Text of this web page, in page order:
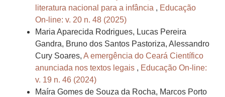
literatura nacional para a infância , Educação
On-line: v. 20 n. 48 (2025)
Maria Aparecida Rodrigues, Lucas Pereira
Gandra, Bruno dos Santos Pastoriza, Alessandro
Cury Soares, A emergência do Ceará Científico
anunciada nos textos legais , Educação On-line:
v. 19 n. 46 (2024)
Maíra Gomes de Souza da Rocha, Marcos Porto